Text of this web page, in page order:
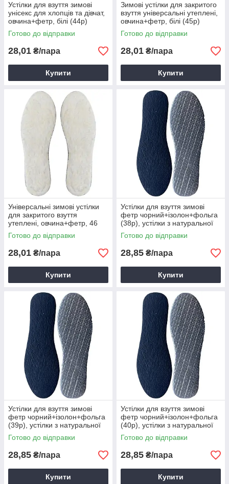
Устілки для взуття зимові
унісекс для хлопців та дівчат,
овчина+фетр, білі (44р)
Готово до відправки
28,01 ₴/пара
Купити
Зимові устілки для закритого
взуття універсальні утеплені,
овчина+фетр, білі (45р)
Готово до відправки
28,01 ₴/пара
Купити
Універсальні зимові устілки
для закритого взуття
утеплені, овчина+фетр, 46
розмір
Готово до відправки
28,01 ₴/пара
Купити
Устілки для взуття зимові
фетр чорний+ізолон+фольга
(38р), устілки з натуральної
ізолону та фольги
Готово до відправки
28,85 ₴/пара
Купити
Устілки для взуття зимові
фетр чорний+ізолон+фольга
(39р), устілки з натуральної
ізолону та фольги
Готово до відправки
28,85 ₴/пара
Купити
Устілки для взуття зимові
фетр чорний+ізолон+фольга
(40р), устілки з натуральної
ізолону та фольги
Готово до відправки
28,85 ₴/пара
Купити